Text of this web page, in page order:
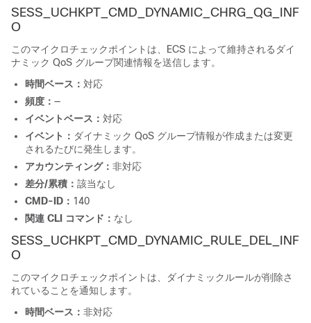
SESS_UCHKPT_CMD_DYNAMIC_CHRG_QG_INF
O
このマイクロチェックポイントは、ECS によって維持されるダイ
ナミック QoS グループ関連情報を送信します。
時間ベース： 対応
頻度： —
イベントベース： 対応
イベント： ダイナミック QoS グループ情報が作成または変更
されるたびに発生します。
アカウンティング： 非対応
差分/累積： 該当なし
CMD-ID： 140
関連 CLI コマンド： なし
SESS_UCHKPT_CMD_DYNAMIC_RULE_DEL_INF
O
このマイクロチェックポイントは、ダイナミックルールが削除さ
れていることを通知します。
時間ベース： 非対応